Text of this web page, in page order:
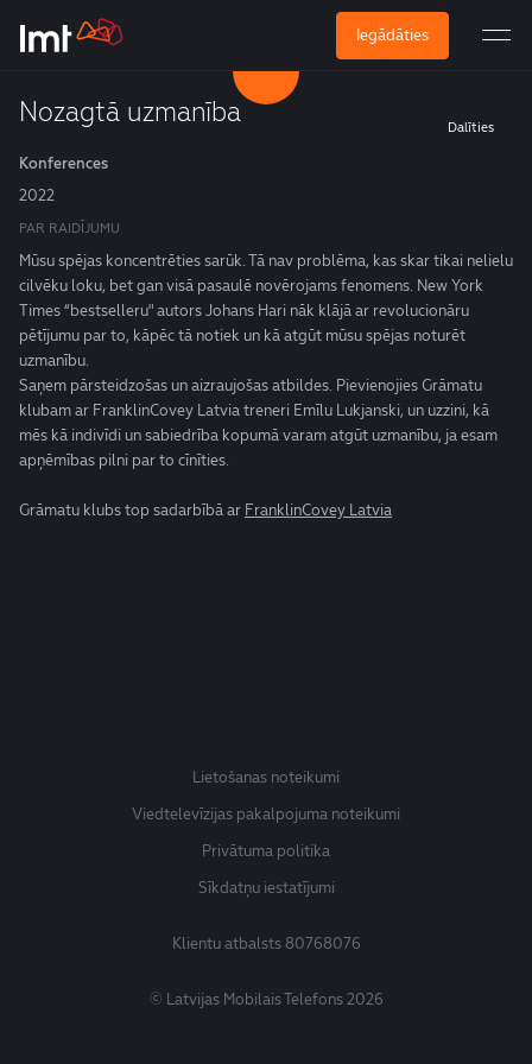
Iegādāties
Nozagtā uzmanība Dalīties
Konferences
2022
PAR RAIDĪJUMU
Mūsu spējas koncentrēties sarūk. Tā nav problēma, kas skar tikai nelielu
cilvēku loku, bet gan visā pasaulē novērojams fenomens. New York
Times “bestselleru" autors Johans Hari nāk klājā ar revolucionāru
pētījumu par to, kāpēc tā notiek un kā atgūt mūsu spējas noturēt
uzmanību.
Saņem pārsteidzošas un aizraujošas atbildes. Pievienojies Grāmatu
klubam ar FranklinCovey Latvia treneri Emīlu Lukjanski, un uzzini, kā
mēs kā indivīdi un sabiedrība kopumā varam atgūt uzmanību, ja esam
apņēmības pilni par to cīnīties.
Grāmatu klubs top sadarbībā ar FranklinCovey Latvia
Lietošanas noteikumi
Viedtelevīzijas pakalpojuma noteikumi
Privātuma politika
Sīkdatņu iestatījumi
Klientu atbalsts80768076
© Latvijas Mobilais Telefons 2026